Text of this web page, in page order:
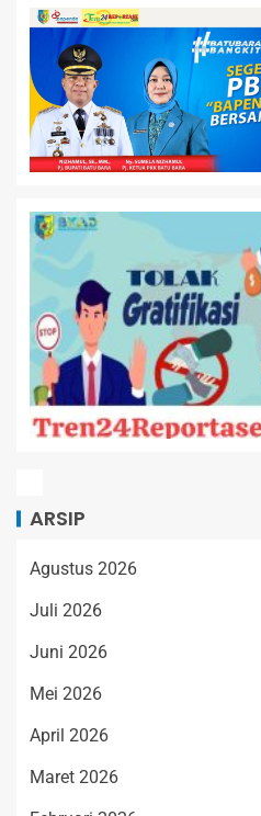
ARSIP
Agustus 2026
Juli 2026
Juni 2026
Mei 2026
April 2026
Maret 2026